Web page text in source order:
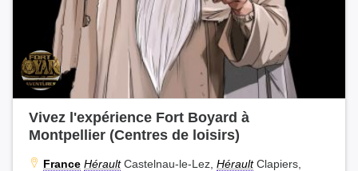
Vivez l'expérience Fort Boyard à
Montpellier (Centres de loisirs)
France HéraultCastelnau-le-Lez, HéraultClapiers,